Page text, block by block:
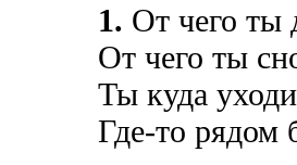
1. От чего ты
От чего ты
Ты куда
Где-то рядом